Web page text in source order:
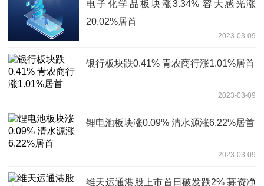
电子化学品板块涨3.34% 容大感光涨
20.02%居首
2023-03-09
银行板块跌0.41% 青农商行涨1.01%居首
2023-03-09
锂电池板块涨0.09% 清水源涨6.22%居首
2023-03-09
维天运通港股上市首日破发跌2% 募资净